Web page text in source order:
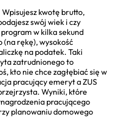
kwotę brutto,
swój wiek i czy
w kilka sekund
(na rękę), wysokość
na podatek. Taki
zatrudnionego to
kto nie chce zagłębiać się w
pracujący emeryt a ZUS
Wyniki, które
pracującego
planowaniu domowego